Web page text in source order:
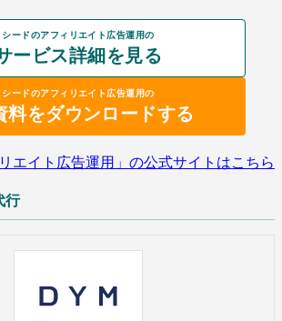
シードのアフィリエイト広告運用の
ービス詳細を見る
シードのアフィリエイト広告運用の
料をダウンロードする
エイト広告運用」の公式サイトはこちら
行